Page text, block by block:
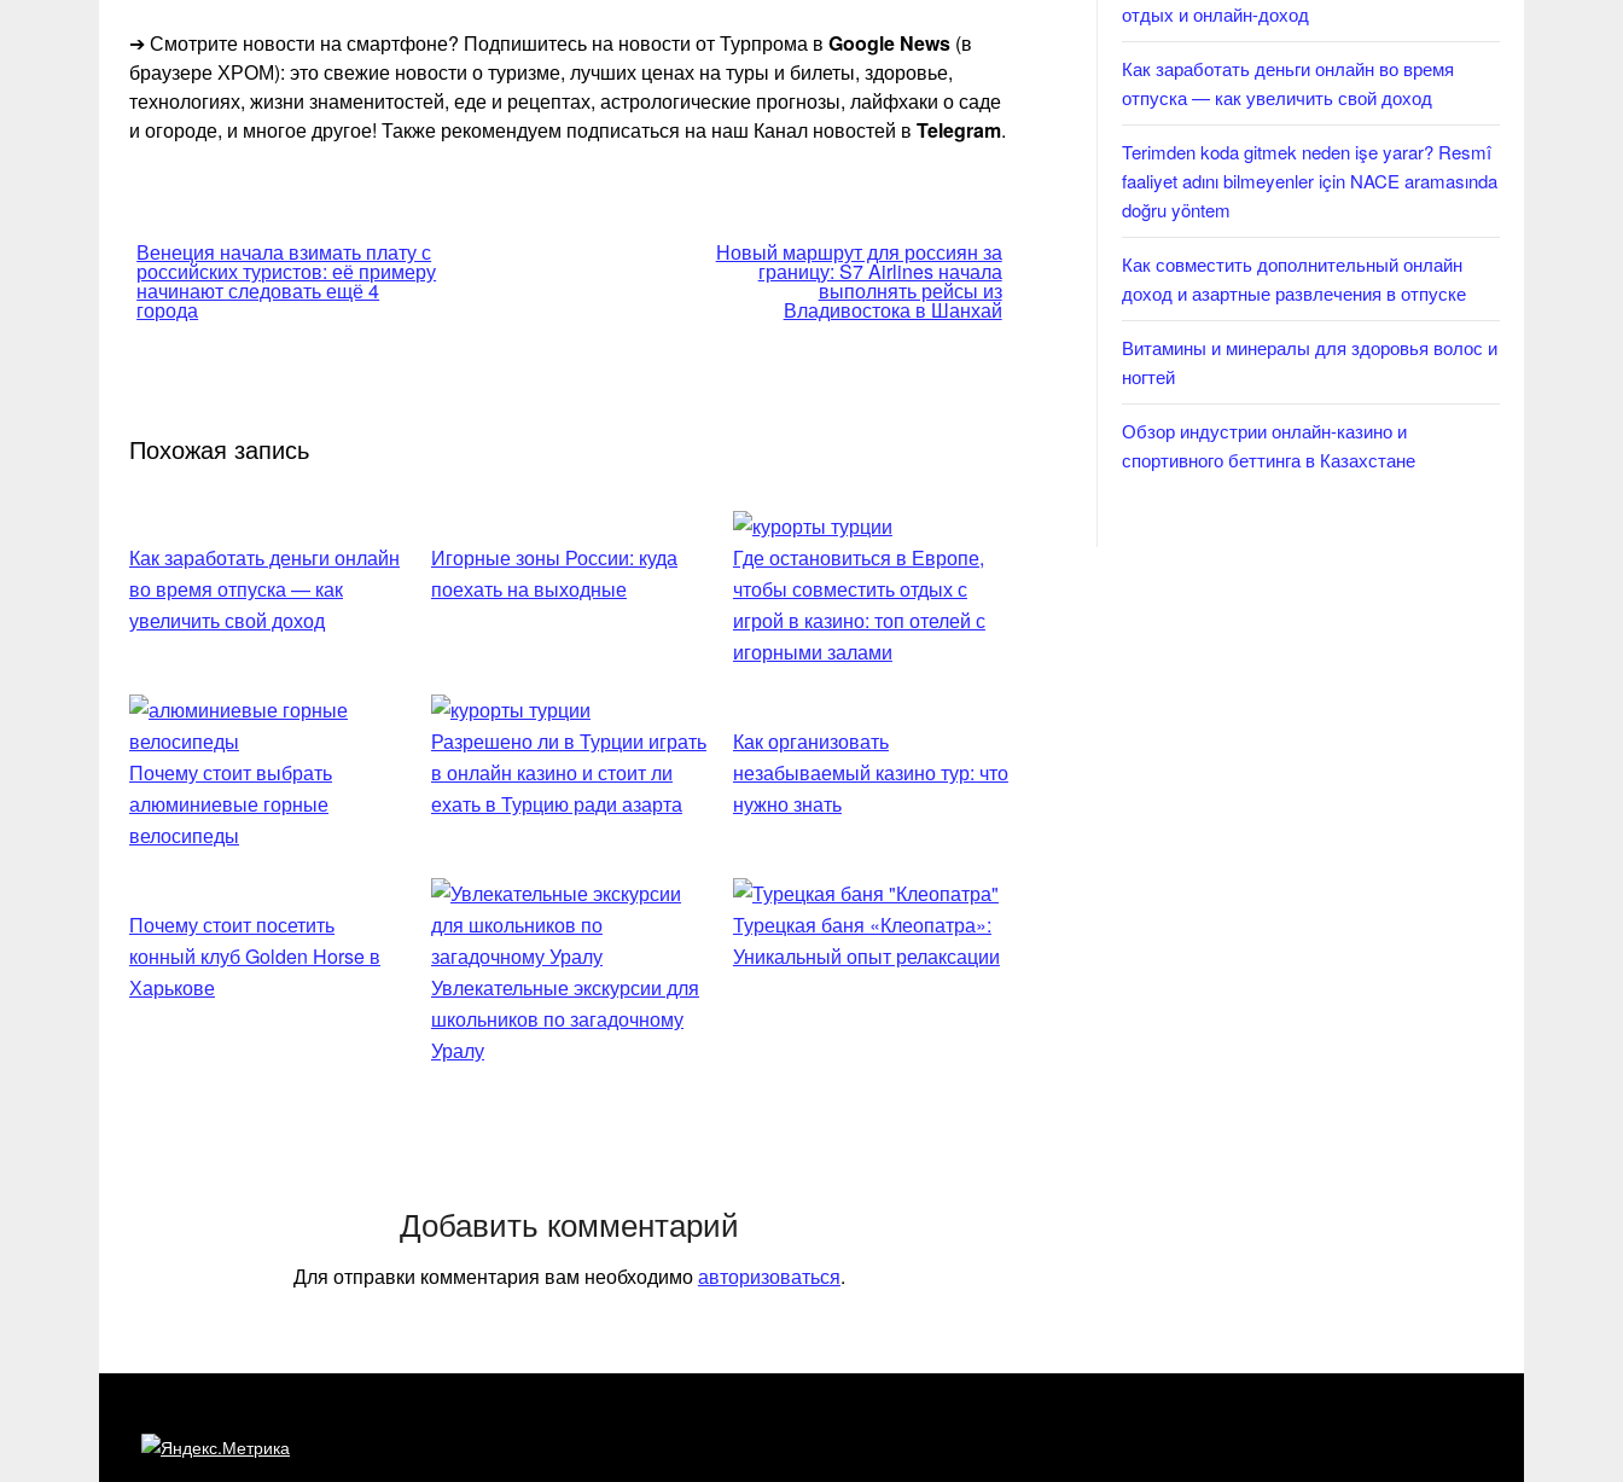
➔ Смотрите новости на смартфоне? Подпишитесь на новости от Турпрома в Google News (в
браузере ХРОМ): это свежие новости о туризме, лучших ценах на туры и билеты, здоровье,
технологиях, жизни знаменитостей, еде и рецептах, астрологические прогнозы, лайфхаки о саде
и огороде, и многое другое! Также рекомендуем подписаться на наш Канал новостей в Telegram.
Навигация
записям
Венеция начала взимать плату с
российских туристов: её примеру
начинают следовать ещё 4
города
Новый маршрут для россиян за
границу: S7 Airlines начала
выполнять рейсы из
Владивостока в Шанхай
Похожая запись
Как заработать деньги онлайн
во время отпуска — как
увеличить свой доход
Игорные зоны России: куда
поехать на выходные
Где остановиться в Европе,
чтобы совместить отдых с
игрой в казино: топ отелей с
игорными залами
Почему стоит выбрать
алюминиевые горные
велосипеды
Разрешено ли в Турции играть
в онлайн казино и стоит ли
ехать в Турцию ради азарта
Как организовать
незабываемый казино тур: что
нужно знать
Почему стоит посетить
конный клуб Golden Horse в
Харькове
Увлекательные экскурсии для
школьников по загадочному
Уралу
Турецкая баня «Клеопатра»:
Уникальный опыт релаксации
Добавить комментарий
Для отправки комментария вам необходимоавторизоваться.
отдых и онлайн-доход
Как заработать деньги онлайн во время
отпуска — как увеличить свой доход
Terimden koda gitmek neden işe yarar? Resmî
faaliyet adını bilmeyenler için NACE aramasında
doğru yöntem
Как совместить дополнительный онлайн
доход и азартные развлечения в отпуске
Витамины и минералы для здоровья волос и
ногтей
Обзор индустрии онлайн-казино и
спортивного беттинга в Казахстане